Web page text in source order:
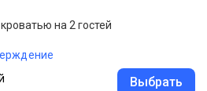
на 2 гостей
Выбрать